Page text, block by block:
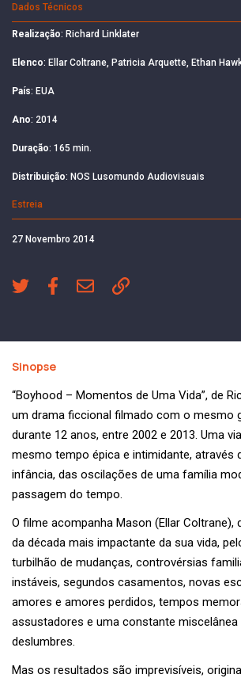
Dados Técnicos
Realização: Richard Linklater
Elenco: Ellar Coltrane, Patricia Arquette, Ethan
País: EUA
Ano: 2014
Duração: 165 min.
Distribuição: NOS Lusomundo Audiovisuais
Estreia
27 Novembro 2014
Sinopse
“Boyhood – Momentos de Uma Vida”, de
um drama ficcional filmado com o mesmo
durante 12 anos, entre 2002 e 2013. Uma
mesmo tempo épica e intimidante, através
infância, das oscilações de uma família
passagem do tempo.
O filme acompanha Mason (Ellar Coltrane),
da década mais impactante da sua vida,
turbilhão de mudanças, controvérsias
instáveis, segundos casamentos, novas
amores e amores perdidos, tempos
assustadores e uma constante
deslumbres.
Mas os resultados são imprevisíveis,